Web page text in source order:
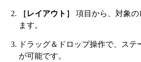
［レイアウト］ 項目から、対象
ます。
ドラッグ＆ドロップ操作で、ステ
が可能です。